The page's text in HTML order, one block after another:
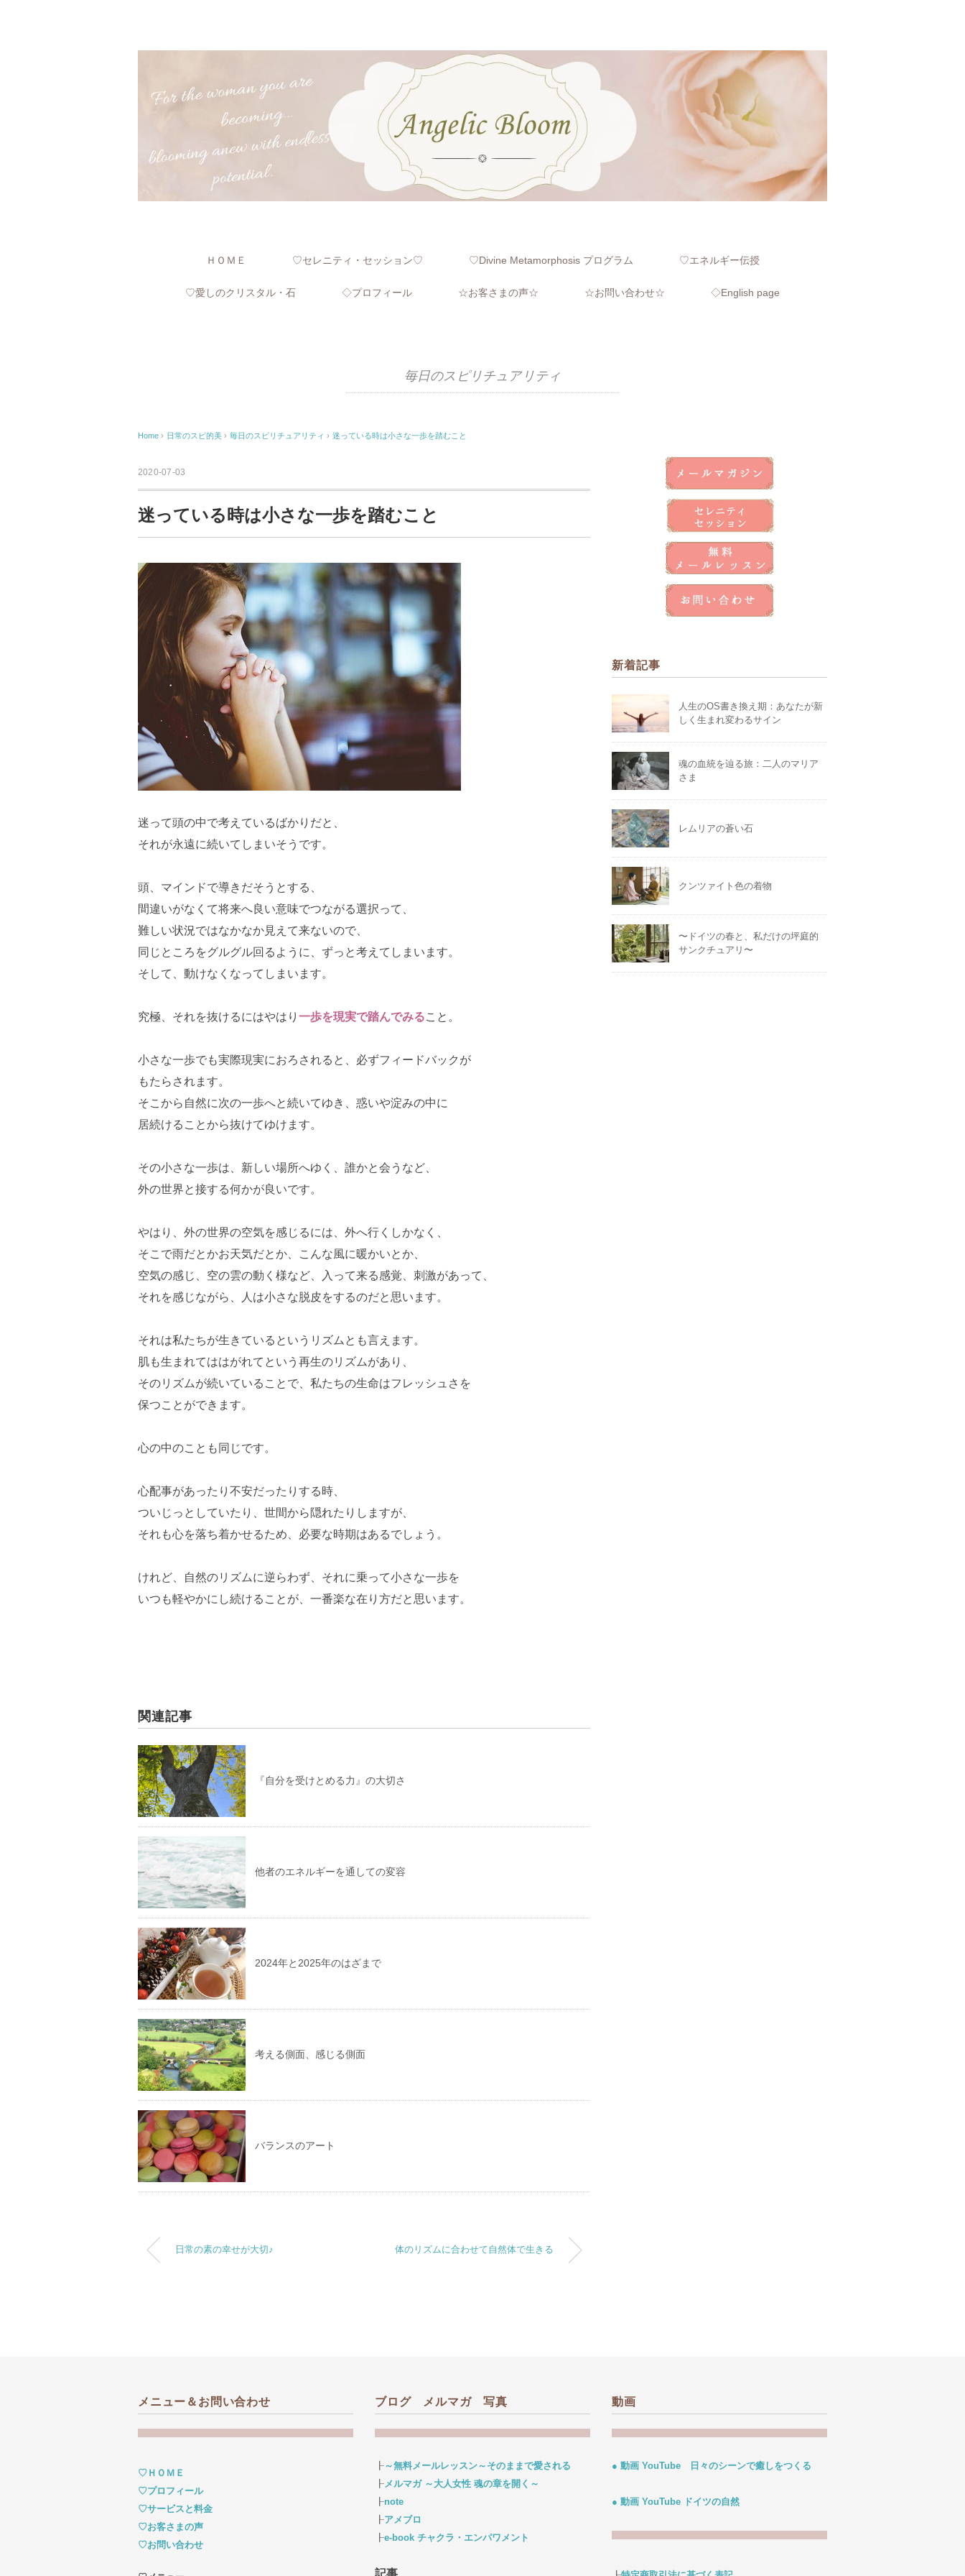
ＨＯＭＥ ♡セレニティ・セッション♡ ♡Divine Metamorphosis プログラム ♡エネルギー伝授
♡愛しのクリスタル・石 ◇プロフィール ☆お客さまの声☆ ☆お問い合わせ☆ ◇English page
毎日のスピリチュアリティ
Home › 日常のスピ的美 › 毎日のスピリチュアリティ › 迷っている時は小さな一歩を踏むこと
2020-07-03
迷っている時は小さな一歩を踏むこと
迷って頭の中で考えているばかりだと、
それが永遠に続いてしまいそうです。
頭、マインドで導きだそうとする、
間違いがなくて将来へ良い意味でつながる選択って、
難しい状況ではなかなか見えて来ないので、
同じところをグルグル回るように、ずっと考えてしまいます。
そして、動けなくなってしまいます。
究極、それを抜けるにはやはり 一歩を現実で踏んでみること。
小さな一歩でも実際現実におろされると、必ずフィードバックが
もたらされます。
そこから自然に次の一歩へと続いてゆき、惑いや淀みの中に
居続けることから抜けてゆけます。
その小さな一歩は、新しい場所へゆく、誰かと会うなど、
外の世界と接する何かが良いです。
やはり、外の世界の空気を感じるには、外へ行くしかなく、
そこで雨だとかお天気だとか、こんな風に暖かいとか、
空気の感じ、空の雲の動く様など、入って来る感覚、刺激があって、
それを感じながら、人は小さな脱皮をするのだと思います。
それは私たちが生きているというリズムとも言えます。
肌も生まれてははがれてという再生のリズムがあり、
そのリズムが続いていることで、私たちの生命はフレッシュさを
保つことができます。
心の中のことも同じです。
心配事があったり不安だったりする時、
ついじっとしていたり、世間から隠れたりしますが、
それも心を落ち着かせるため、必要な時期はあるでしょう。
けれど、自然のリズムに逆らわず、それに乗って小さな一歩を
いつも軽やかにし続けることが、一番楽な在り方だと思います。
関連記事
『自分を受けとめる力』の大切さ
他者のエネルギーを通しての変容
2024年と2025年のはざまで
考える側面、感じる側面
バランスのアート
日常の素の幸せが大切♪ 体のリズムに合わせて自然体で生きる
新着記事
人生のOS書き換え期：あなたが新
しく生まれ変わるサイン
魂の血統を辿る旅：二人のマリア
さま
レムリアの蒼い石
クンツァイト色の着物
〜ドイツの春と、私だけの坪庭的
サンクチュアリ〜
メニュー＆お問い合わせ
♡ＨＯＭＥ
♡プロフィール
♡サービスと料金
♡お客さまの声
♡お問い合わせ
ブログ メルマガ 写真
┠～無料メールレッスン～そのままで愛される
┠ メルマガ ～大人女性 魂の章を開く～
┠note
┠アメブロ
┠e-book チャクラ・エンパワメント
記事
動画
● 動画 YouTube 日々のシーンで癒しをつくる
● 動画 YouTube ドイツの自然